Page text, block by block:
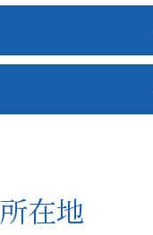
所在地